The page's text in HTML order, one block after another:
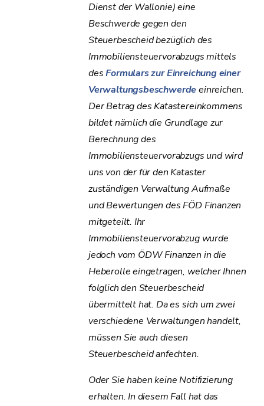
Dienst der Wallonie) eine
Beschwerde gegen den
Steuerbescheid bezüglich des
Immobiliensteuervorabzugs mittels
desFormulars zur Einreichung einer
Verwaltungsbeschwerdeeinreichen.
Der Betrag des Katastereinkommens
bildet nämlich die Grundlage zur
Berechnung des
Immobiliensteuervorabzugs und wird
uns von der für den Kataster
zuständigen Verwaltung Aufmaße
und Bewertungen des FÖD Finanzen
mitgeteilt. Ihr
Immobiliensteuervorabzug wurde
jedoch vom ÖDW Finanzen in die
Heberolle eingetragen, welcher Ihnen
folglich den Steuerbescheid
übermittelt hat. Da es sich um zwei
verschiedene Verwaltungen handelt,
müssen Sie auch diesen
Steuerbescheid anfechten.
Oder Sie haben keine Notifizierung
erhalten. In diesem Fall hat das